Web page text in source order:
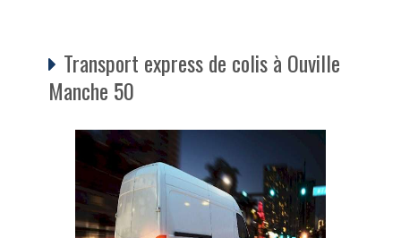
Transport express de colis à Ouville
Manche 50